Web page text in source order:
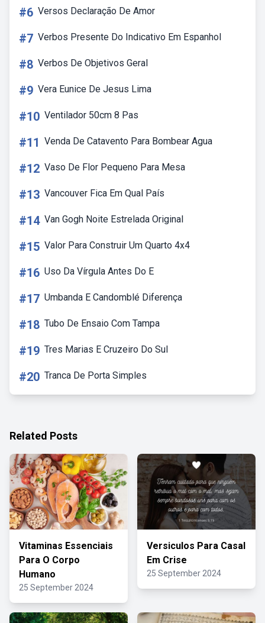
#6 Versos Declaração De Amor
#7 Verbos Presente Do Indicativo Em Espanhol
#8 Verbos De Objetivos Geral
#9 Vera Eunice De Jesus Lima
#10 Ventilador 50cm 8 Pas
#11 Venda De Catavento Para Bombear Agua
#12 Vaso De Flor Pequeno Para Mesa
#13 Vancouver Fica Em Qual País
#14 Van Gogh Noite Estrelada Original
#15 Valor Para Construir Um Quarto 4x4
#16 Uso Da Vírgula Antes Do E
#17 Umbanda E Candomblé Diferença
#18 Tubo De Ensaio Com Tampa
#19 Tres Marias E Cruzeiro Do Sul
#20 Tranca De Porta Simples
Related Posts
Vitaminas Essenciais
Para O Corpo
Humano
25 September 2024
Versiculos Para Casal
Em Crise
25 September 2024